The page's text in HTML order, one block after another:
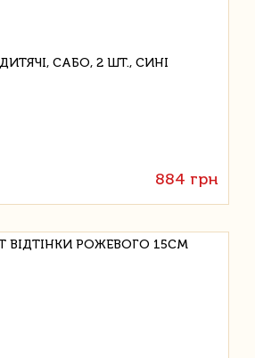
884 грн
ВІДТІНКИ РОЖЕВОГО 15СМ